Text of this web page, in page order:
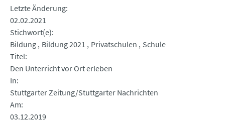
Letzte Änderung
02.02.2021
Stichwort(e)
Bildung Bildung 2021 Privatschulen
Schule
Titel
Den Unterricht vor Ort erleben
In
Stuttgarter Zeitung/Stuttgarter Nachrichten
Am
03.12.2019